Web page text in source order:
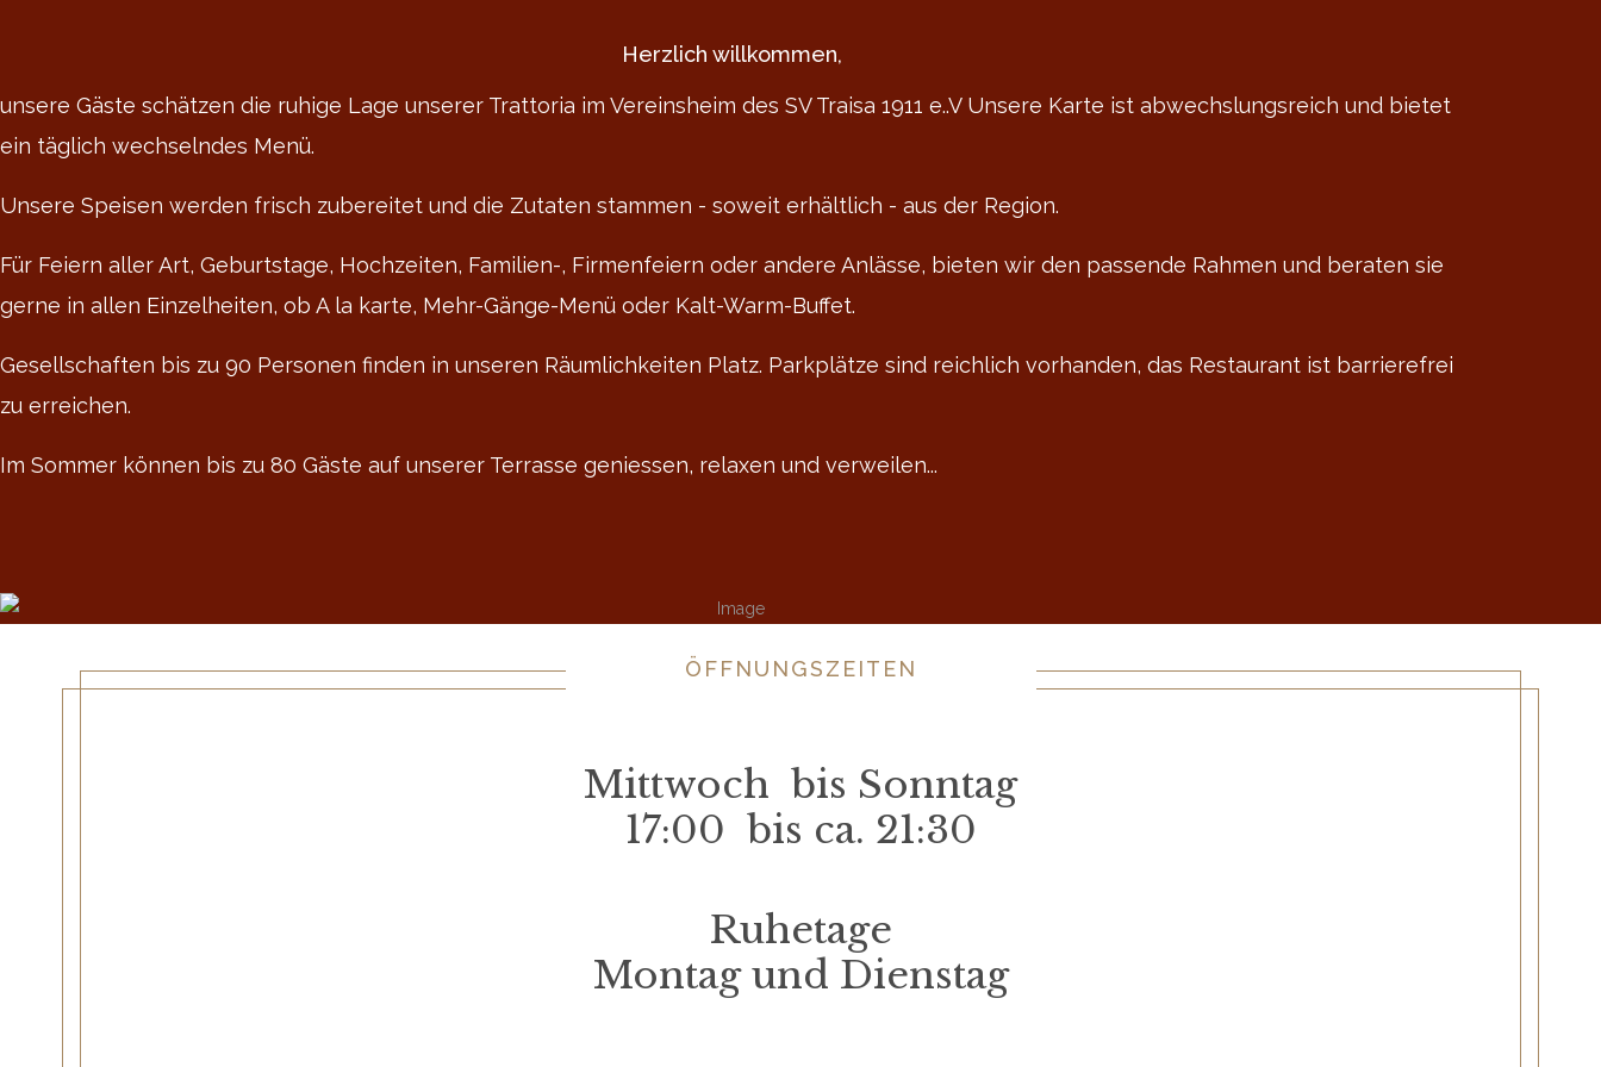
Herzlich willkommen,
unsere Gäste schätzen die ruhige Lage unserer Trattoria im Vereinsheim des SV Traisa 1911 e..V Unsere Karte ist abwechslungsreich und bietet
ein täglich wechselndes Menü.
Unsere Speisen werden frisch zubereitet und die Zutaten stammen - soweit erhältlich - aus der Region.
Für Feiern aller Art, Geburtstage, Hochzeiten, Familien-, Firmenfeiern oder andere Anlässe, bieten wir den passende Rahmen und beraten sie
gerne in allen Einzelheiten, ob A la karte, Mehr-Gänge-Menü oder Kalt-Warm-Buffet.
Gesellschaften bis zu 90 Personen finden in unseren Räumlichkeiten Platz. Parkplätze sind reichlich vorhanden, das Restaurant ist barrierefrei
zu erreichen.
Im Sommer können bis zu 80 Gäste auf unserer Terrasse geniessen, relaxen und verweilen...
ÖFFNUNGSZEITEN
Mittwoch bis Sonntag
17:00 bis ca. 21:30
Ruhetage
Montag und Dienstag